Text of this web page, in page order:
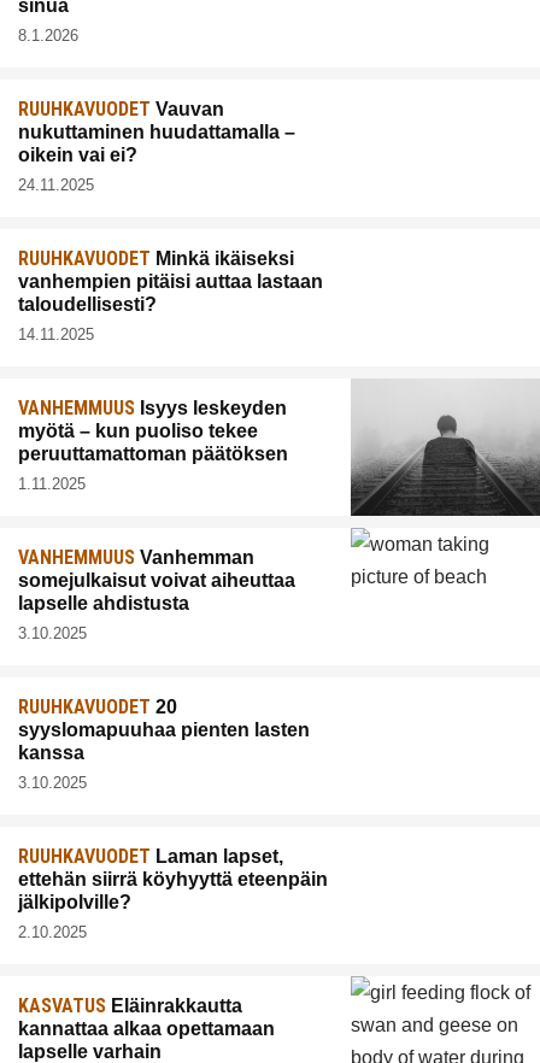
sinua
8.1.2026
RUUHKAVUODET Vauvan
nukuttaminen huudattamalla –
oikein vai ei?
24.11.2025
RUUHKAVUODET Minkä ikäiseksi
vanhempien pitäisi auttaa lastaan
taloudellisesti?
14.11.2025
VANHEMMUUS Isyys leskeyden
myötä – kun puoliso tekee
peruuttamattoman päätöksen
1.11.2025
VANHEMMUUS Vanhemman
somejulkaisut voivat aiheuttaa
lapselle ahdistusta
3.10.2025
RUUHKAVUODET 20
syyslomapuuhaa pienten lasten
kanssa
3.10.2025
RUUHKAVUODET Laman lapset,
ettehän siirrä köyhyyttä eteenpäin
jälkipolville?
2.10.2025
KASVATUS Eläinrakkautta
kannattaa alkaa opettamaan
lapselle varhain